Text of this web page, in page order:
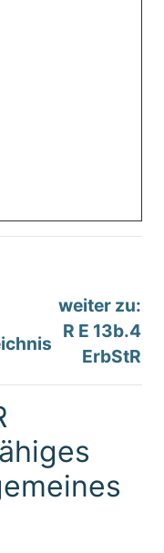
weiter zu:
R E 13b.4
ErbStR